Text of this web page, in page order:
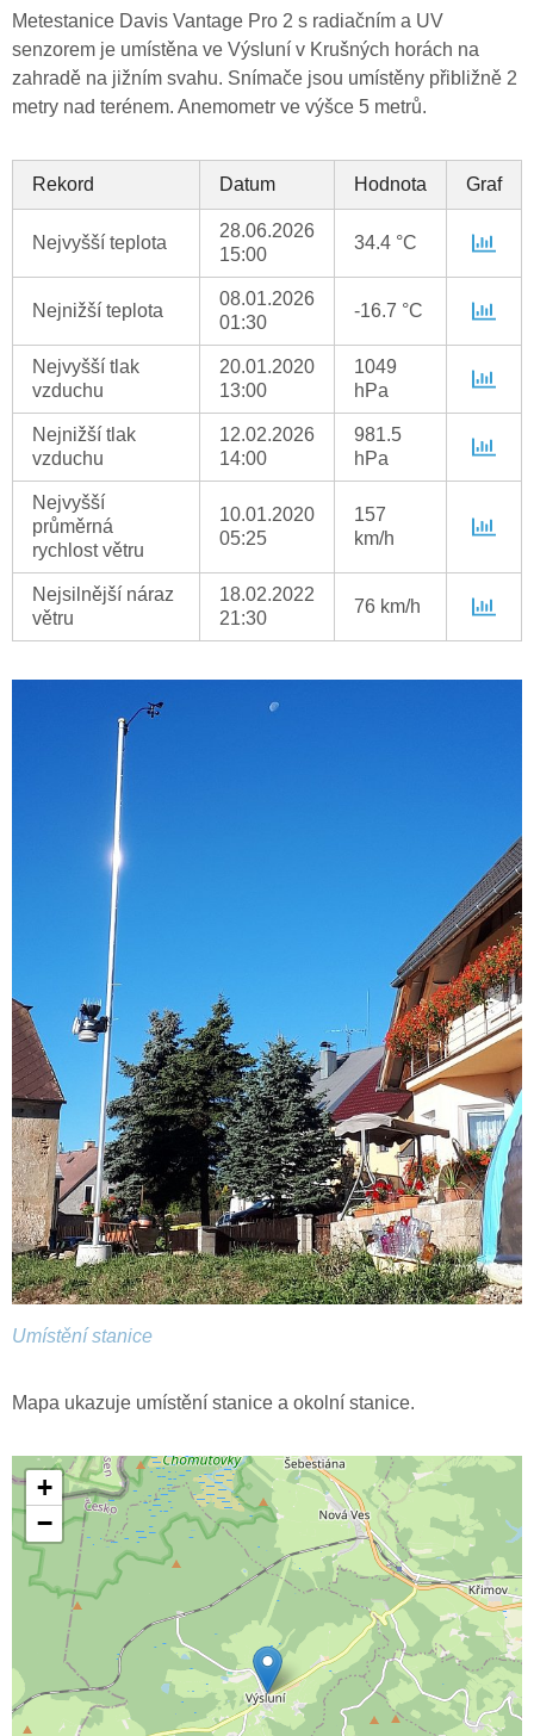
Metestanice Davis Vantage Pro 2 s radiačním a UV
senzorem je umístěna ve Výsluní v Krušných horách na
zahradě na jižním svahu. Snímače jsou umístěny přibližně 2
metry nad terénem. Anemometr ve výšce 5 metrů.
Rekord Datum Hodnota Graf
Nejvyšší teplota
28.06.2026
15:00
34.4 °C
Nejnižší teplota
08.01.2026
01:30
-16.7 °C
Nejvyšší tlak
vzduchu
20.01.2020
13:00
1049
hPa
Nejnižší tlak
vzduchu
12.02.2026
14:00
981.5
hPa
Nejvyšší
průměrná
rychlost větru
10.01.2020
05:25
157
km/h
Nejsilnější náraz
větru
18.02.2022
21:30
76 km/h
Umístění stanice
Mapa ukazuje umístění stanice a okolní stanice.
+
−